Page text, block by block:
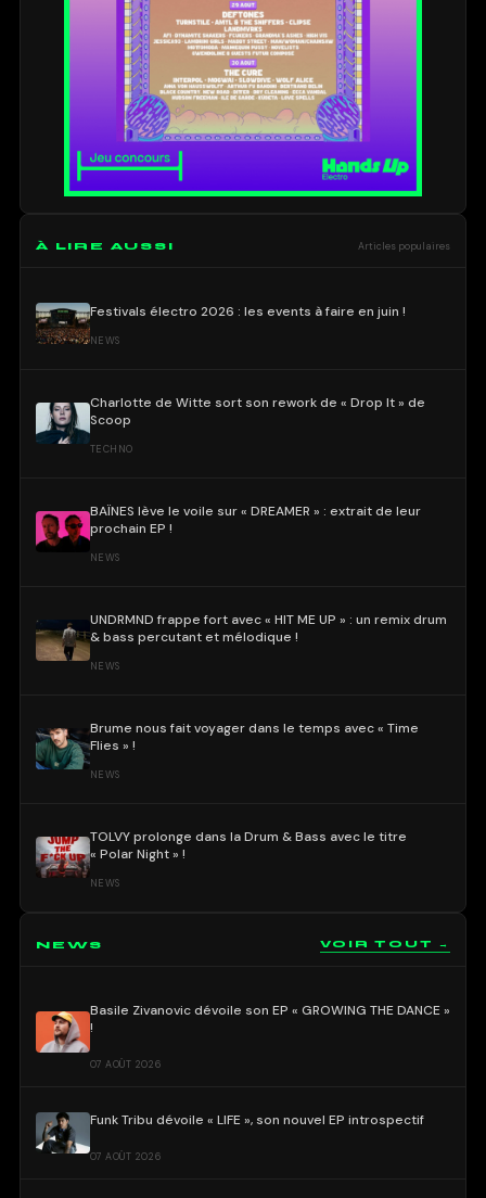
À LIRE AUSSI Articles populaires
Festivals électro 2026 : les events à faire en juin !
NEWS
Charlotte de Witte sort son rework de « Drop It » de
Scoop
TECHNO
BAÏNES lève le voile sur « DREAMER » : extrait de leur
prochain EP !
NEWS
UNDRMND frappe fort avec « HIT ME UP » : un remix drum
& bass percutant et mélodique !
NEWS
Brume nous fait voyager dans le temps avec « Time
Flies » !
NEWS
TOLVY prolonge dans la Drum & Bass avec le titre
« Polar Night » !
NEWS
NEWS VOIR TOUT →
Basile Zivanovic dévoile son EP « GROWING THE DANCE »
!
07 AOÛT 2026
Funk Tribu dévoile « LIFE », son nouvel EP introspectif
07 AOÛT 2026